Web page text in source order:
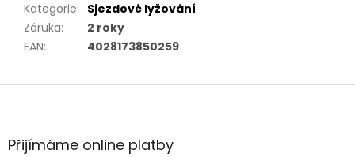
Kategorie: Sjezdové lyžování
Záruka:
2 roky
EAN: 4028173850259
Z
aPřijímáme online platby